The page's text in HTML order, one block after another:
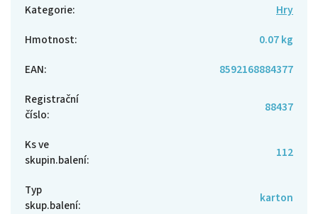
Kategorie:
Hry
Hmotnost:
0.07 kg
EAN:
8592168884377
Registrační
číslo: 88437
Ks ve
skupin.balení: 112
Typ
skup.balení: karton